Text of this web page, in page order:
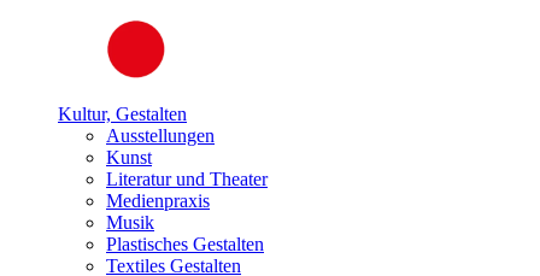
Kultur, Gestalten
Ausstellungen
Kunst
Literatur und Theater
Medienpraxis
Musik
Plastisches Gestalten
Textiles Gestalten